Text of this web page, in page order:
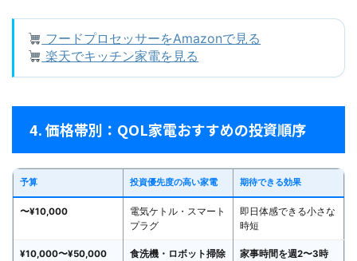
フードプロセッサーをAmazonで見る
楽天でキッチン家電を見る
4. 価格帯別：QOL家電おすすめの投資順序
予算 投資優先度の高い家電 期待できる効果
〜¥10,000
電気ケトル・スマート
プラグ
即日体感できる小さな
時短
¥10,000〜¥50,000
食洗機・ロボット掃除
家事時間を週2〜3時